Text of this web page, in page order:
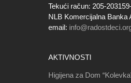
Tekući račun: 205-
NLB Komercijalna Banka
email:
AKTIVNOSTI
Higijena za Dom